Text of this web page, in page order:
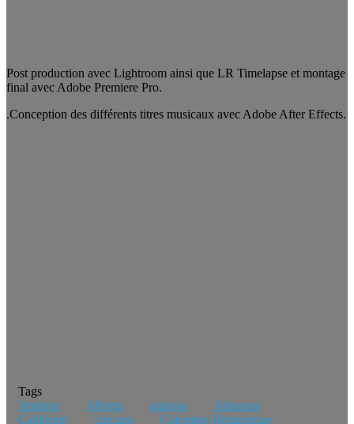
Post production avec Lightroom ainsi que LR Timelapse et montage
final avec Adobe Premiere Pro.
.Conception des différents titres musicaux avec Adobe After Effects.
Tags
3motion
Alberta arizona
Arkansas
Californie
chicago
Colombie-Britannique